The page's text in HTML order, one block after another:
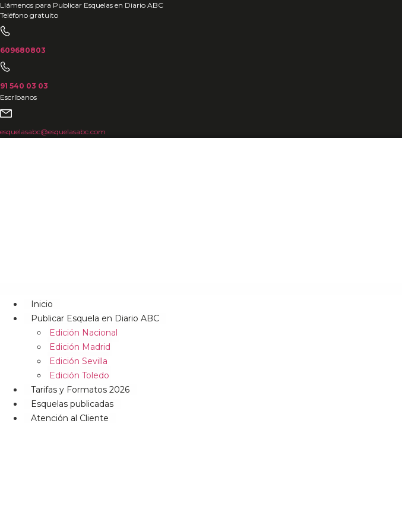
Ir
al
contenido
Llámenos para Publicar Esquelas en Diario ABC
Teléfono gratuito
609680803
91 540 03 03
Escríbanos
esquelasabc@esquelasabc.com
Inicio
Publicar Esquela en Diario ABC
Edición Nacional
Edición Madrid
Edición Sevilla
Edición Toledo
Tarifas y Formatos 2026
Esquelas publicadas
Atención al Cliente